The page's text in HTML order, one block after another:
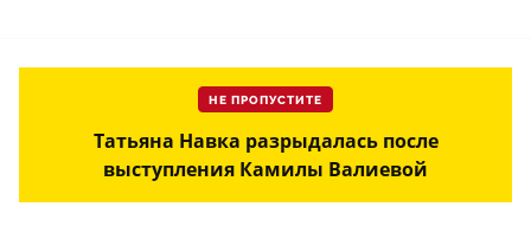
НЕ ПРОПУСТИТЕ
Татьяна Навка разрыдалась после
выступления Камилы Валиевой